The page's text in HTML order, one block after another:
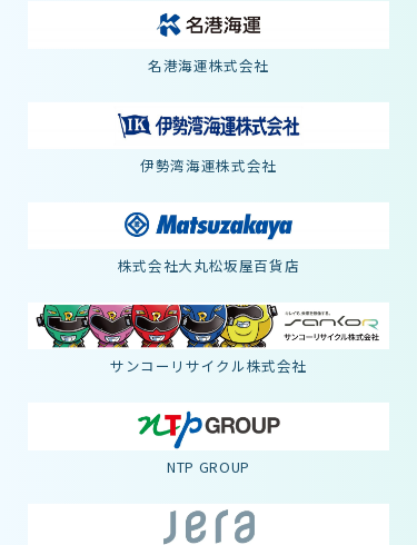
名港海運株式会社
伊勢湾海運株式会社
株式会社大丸松坂屋百貨店
サンコーリサイクル株式会社
NTP GROUP